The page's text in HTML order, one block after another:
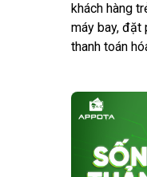
khách hàng
máy bay, đặt
thanh toán